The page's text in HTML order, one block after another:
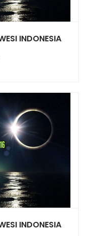
INDONESIA
INDONESIA